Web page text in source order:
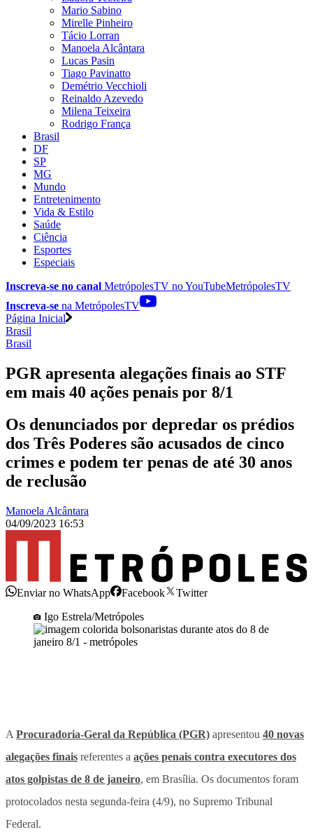
Mario Sabino
Mirelle Pinheiro
Tácio Lorran
Manoela Alcântara
Lucas Pasin
Tiago Pavinatto
Demétrio Vecchioli
Reinaldo Azevedo
Milena Teixeira
Rodrigo França
Brasil
DF
SP
MG
Mundo
Entretenimento
Vida & Estilo
Saúde
Ciência
Esportes
Especiais
Inscreva-se no canal MetrópolesTV noYouTubeMetrópolesTV
Inscreva-se na MetrópolesTV
Página Inicial
Brasil
Brasil
PGR apresenta alegações finais ao STF
em mais 40 ações penais por 8/1
Os denunciados por depredar os prédios
dos Três Poderes são acusados de cinco
crimes e podem ter penas de até 30 anos
de reclusão
Manoela Alcântara
04/09/2023 16:53
Enviar no WhatsApp Facebook
Twitter
Igo Estrela/Metrópoles
A Procuradoria-Geral da República (PGR) apresentou 40 novas
alegações finais referentes a ações penais contra executores dos
atos golpistas de 8 de janeiro, em Brasília. Os documentos foram
protocolados nesta segunda-feira (4/9), no Supremo Tribunal
Federal.